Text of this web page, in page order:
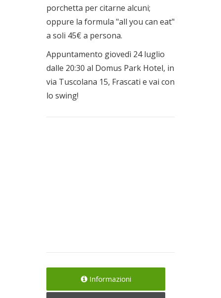
porchetta per citarne alcuni;
oppure la formula "all you can eat"
a soli 45€ a persona.
Appuntamento giovedì 24 luglio
dalle 20:30 al Domus Park Hotel, in
via Tuscolana 15, Frascati e vai con
lo swing!
Informazioni